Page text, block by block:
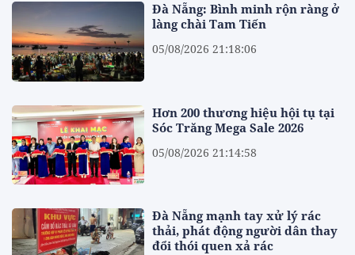
Đà Nẵng: Bình minh rộn ràng ở
làng chài Tam Tiến
05/08/2026 21:18:06
Hơn 200 thương hiệu hội tụ tại
Sóc Trăng Mega Sale 2026
05/08/2026 21:14:58
Đà Nẵng mạnh tay xử lý rác
thải, phát động người dân thay
đổi thói quen xả rác